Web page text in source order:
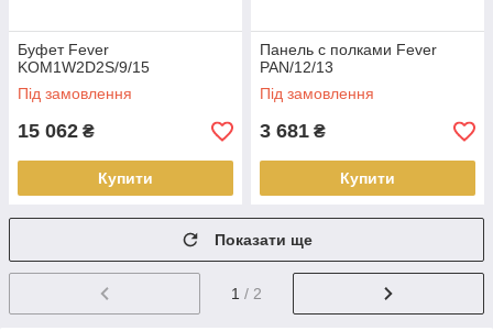
Буфет Fever
KOM1W2D2S/9/15
Під замовлення
15 062 ₴
Купити
Панель с полками Fever
PAN/12/13
Під замовлення
3 681 ₴
Купити
Показати ще
1 / 2